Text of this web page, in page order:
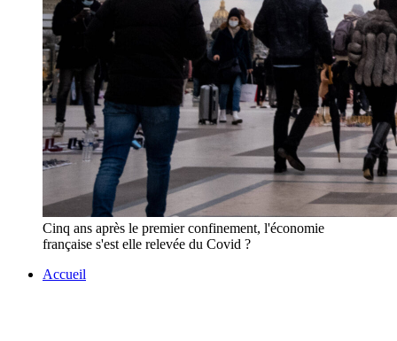
Cinq ans après le premier confinement, l'économie
française s'est elle relevée du Covid ?
Accueil